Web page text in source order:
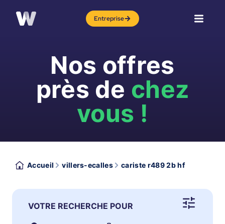
Entreprise
Nos offres
près de chez
vous !
Accueil villers-ecalles cariste r489 2b hf
VOTRE RECHERCHE POUR